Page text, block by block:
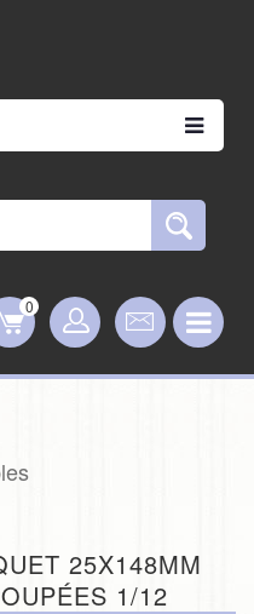
0
25X148MM
1/12